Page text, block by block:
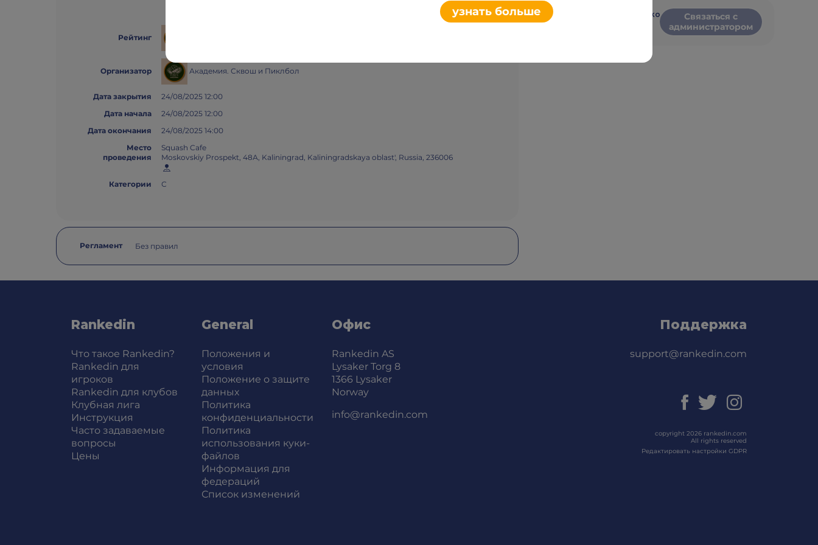
Рейтинг
Организатор Академия. Сквош и Пиклбол
Дата закрытия
24/08/2025 12:00
Дата начала
24/08/2025 12:00
Дата окончания
24/08/2025 14:00
Место
проведения
Squash Cafe
Moskovskiy Prospekt, 48А, Kaliningrad, Kaliningradskaya oblast', Russia, 236006
Категории С
Регламент Без правил
Evgenii Panchenko
Связаться с
администратором
узнать больше
Rankedin
Что такое Rankedin?
Rankedin для
игроков
Rankedin для клубов
Клубная лига
Инструкция
Часто задаваемые
вопросы
Цены
General
Положения и
условия
Положение о защите
данных
Политика
конфиденциальности
Политика
использования куки-
файлов
Информация для
федераций
Список изменений
Офис
Rankedin AS
Lysaker Torg 8
1366 Lysaker
Norway
info@rankedin.com
Поддержка
support@rankedin.com
copyright 2026 rankedin.com
All rights reserved
Редактировать настройки GDPR